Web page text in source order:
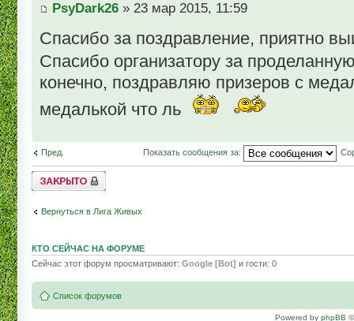
PsyDark26 » 23 мар 2015, 11:59
Спасибо за поздравление, приятно
Спасибо организатору за
конечно, поздравляю призеров с
медалькой что ль
Пред. Показать сообщения за:
Topic locked
Вернуться в Лига Живых
КТО СЕЙЧАС НА ФОРУМЕ
Сейчас этот форум просматривают: Google [Bot] и гости: 0
Список форумов
Powered by phpBB